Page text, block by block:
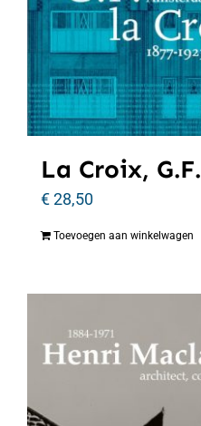
La Croix, G.F.
€28,50
Toevoegen aan winkelwagen